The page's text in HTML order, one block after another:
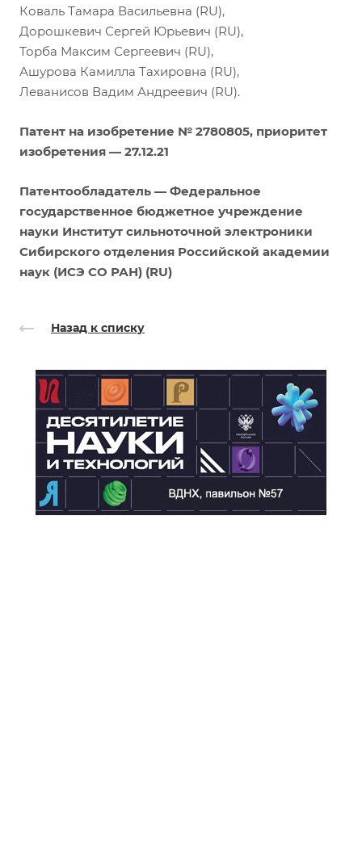
Коваль Тамара Васильевна (RU),
Дорошкевич Сергей Юрьевич (RU),
Торба Максим Сергеевич (RU),
Ашурова Камилла Тахировна (RU),
Леванисов Вадим Андреевич (RU).
Патент на изобретение № 2780805, приоритет
изобретения — 27.12.21
Патентообладатель — Федеральное
государственное бюджетное учреждение
науки Институт сильноточной электроники
Сибирского отделения Российской академии
наук (ИСЭ СО РАН) (RU)
Назад к списку